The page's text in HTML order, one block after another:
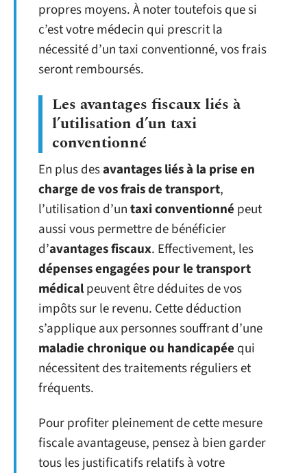
propres moyens. À noter toutefois que si
c’est votre médecin qui prescrit la
nécessité d’un taxi conventionné, vos frais
seront remboursés.
Les avantages fiscaux liés à
l’utilisation d’un taxi
conventionné
En plus desavantages liés à la prise en
charge de vos frais de transport,
l’utilisation d’untaxi conventionné peut
aussi vous permettre de bénéficier
d’avantages fiscaux. Effectivement, les
dépenses engagées pour le transport
médicalpeuvent être déduites de vos
impôts sur le revenu. Cette déduction
s’applique aux personnes souffrant d’une
maladie chronique ou handicapée qui
nécessitent des traitements réguliers et
fréquents.
Pour profiter pleinement de cette mesure
fiscale avantageuse, pensez à bien garder
tous les justificatifs relatifs à votre